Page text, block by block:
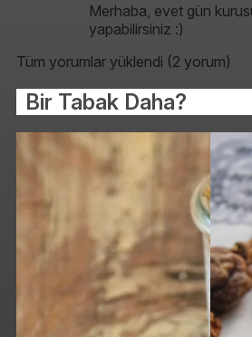
Merhaba, evet gün
yapabilirsiniz :)
Tüm yorumlar yüklendi (2 yorum)
Bir Tabak Daha?